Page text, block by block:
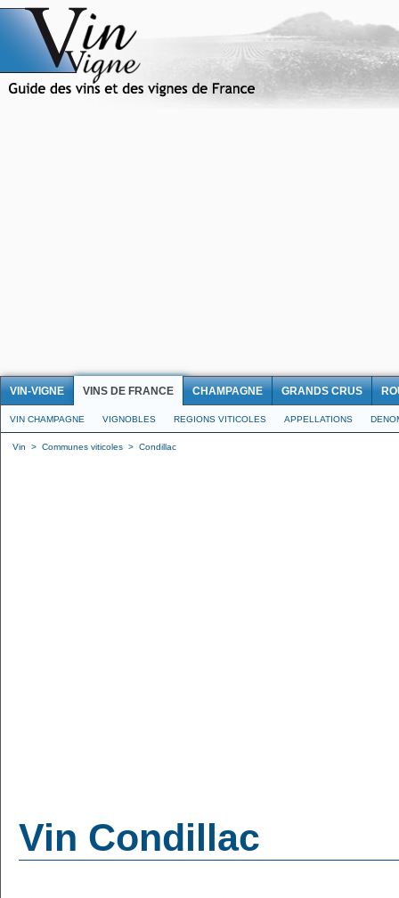
VIN-VIGNE VINS DE FRANCE CHAMPAGNE GRANDS CRUS
VIN CHAMPAGNE VIGNOBLES REGIONS VITICOLES APPELLATIONS
Vin > Communes viticoles > Condillac
Vin Condillac